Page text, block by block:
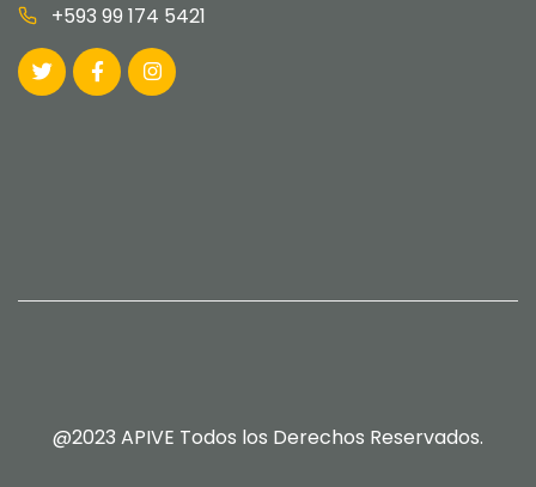
+593 99 174 5421
@2023 APIVE Todos los Derechos Reservados.